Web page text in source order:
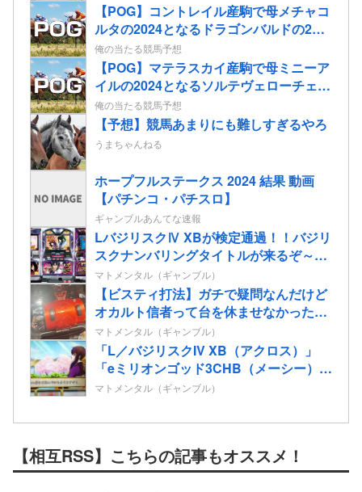
【POG】コントレイル産駒で母メチャコ
ルタの2024となるドラゴンバルドの2歳
情報
俺の当たる競馬予想
【POG】マテラスカイ産駒で母ミニーア
イルの2024となるソルテヴェローチェの
2歳情報
俺の当たる競馬予想
【予想】競馬あまりにも難しすぎるやろ
うまちゃんねる
ホープフルステークス 2024 結果 動画
【パチンコ・パチスロ】
ギャンブルあんてな速報
LバジリスクⅣ XBが検定通過！！バジリ
スクナンバリングタイトルが来るぞ～
～！！！！
マトメンタル（ギャンブル）
【ビスティ打法】ガチで疑問なんだけど
オカルト信者って台を休ませなかったら
爆連したっていう思考にはならないの？
マトメンタル（ギャンブル）
「L／バジリスクIV XB（アクロス）」
「eミリオンゴッド3CHB（メーシー）」
「L／Vivy／A5（大都）」が検定通過
マトメンタル（ギャンブル）
【相互RSS】こちらの記事もオススメ！